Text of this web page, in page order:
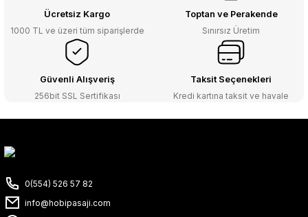
Ücretsiz Kargo
1000 TL ve üzeri tüm siparişlerde
Toptan ve Perakende
Sınırsız Üretim
Güvenli Alışveriş
256bit SSL Sertifikası
Taksit Seçenekleri
Kredi kartına taksit ve havale
0(554) 526 57 82
info@hobipasaji.com